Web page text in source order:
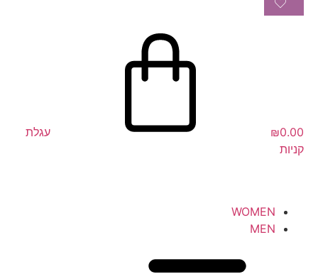
₪0.00
עגלת
קניות
WOMEN
MEN